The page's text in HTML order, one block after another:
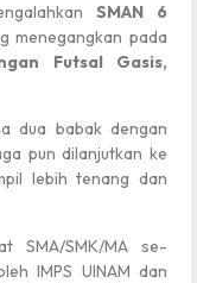
SMAN 6
menegangkan pada
Futsal Gasis,
dua babak dengan
pun dilanjutkan ke
lebih tenang dan
SMA/SMK/MA se-
IMPS UINAM dan